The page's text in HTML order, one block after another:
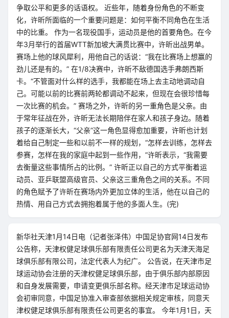
争取公平和更多的话语权。 近些年，随着身份角色的不断变
化，许昕所面临的一个重要问题是：如何平衡不同角色在生活
中的比重。 作为一名现役国手，运动员是他的首要角色。在今
年3月举行的首届WTT新加坡大满贯比赛中，许昕出战男单。
赛场上他的球风犀利，用他自己的话说：“我在比赛场上想赢的
劲儿还是有的。” 在1/8决赛中，许昕不敌德国选手弗朗西斯
卡。“不管面对什么样的选手，我都能在场上去主动地调动自
己。可能以前的比赛前两轮都调动不起来，但现在会很珍惜每
一次比赛的机会。” 赛场之外，许昕的另一重角色是父亲。由
于常年征战在外，许昕无法长期陪伴在家人和孩子身边。随着
孩子的逐渐长大，“父亲”这一角色显得愈加重要，许昕也计划
着给自己制定一些和以前不一样的规划，“怎样去训练，怎样去
参赛，怎样在我的家庭中起到一些作用，”许昕表示，“我需要
去衡量这些事情所占的比例。” 许昕正以自己的方式平衡着运
动员、亚乒联盟高级官员、父亲这三重角色之间的关系。不同
的角色赋予了许昕在赛场内外更加立体的生活，他在以自己的
热情、用自己方式去拥抱着属于他的多面人生。(完)​​​​
新华社天津1月14日电（记者张泽伟）中国足协官网14日发布
公告称，天津权健足球俱乐部有限责任公司更名为天津天海足
球俱乐部有限公司，法定代表人为纪广。 公告说，在天津市足
球运动协会注册的天津权健足球俱乐部，由于俱乐部内部原因
和自身发展需要，申请变更俱乐部名称。经天津市足球运动协
会初审同意，中国足协准入审查部依据相关规定审核，同意天
津权健足球俱乐部有限责任公司更名的事宜。 今年1月1日，天